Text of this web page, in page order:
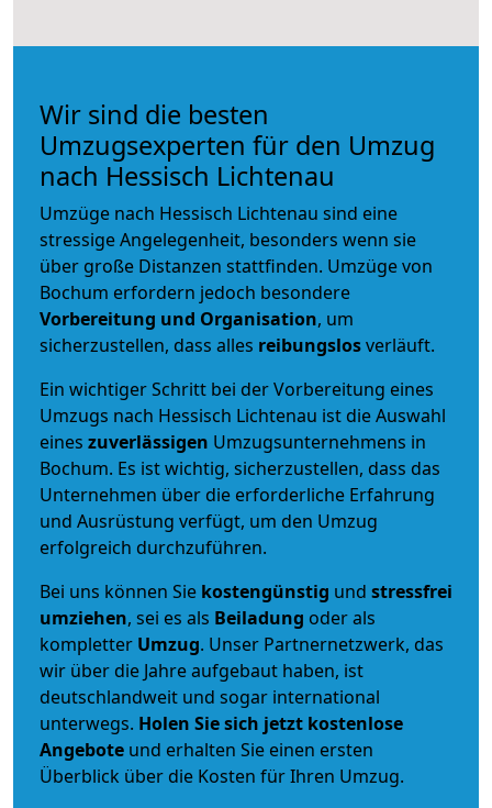
Wir sind die besten
Umzugsexperten für den Umzug
nach Hessisch Lichtenau
Umzüge nach Hessisch Lichtenau sind eine
stressige Angelegenheit, besonders wenn sie
über große Distanzen stattfinden. Umzüge von
Bochum erfordern jedoch besondere
Vorbereitung und Organisation, um
sicherzustellen, dass alles reibungslosverläuft.
Ein wichtiger Schritt bei der Vorbereitung eines
Umzugs nach Hessisch Lichtenau ist die Auswahl
eines zuverlässigen Umzugsunternehmens in
Bochum. Es ist wichtig, sicherzustellen, dass das
Unternehmen über die erforderliche Erfahrung
und Ausrüstung verfügt, um den Umzug
erfolgreich durchzuführen.
Bei uns können Sie kostengünstig und stressfrei
umziehen, sei es als Beiladung oder als
kompletter Umzug. Unser Partnernetzwerk, das
wir über die Jahre aufgebaut haben, ist
deutschlandweit und sogar international
unterwegs. Holen Sie sich jetzt kostenlose
Angebote und erhalten Sie einen ersten
Überblick über die Kosten für Ihren Umzug.